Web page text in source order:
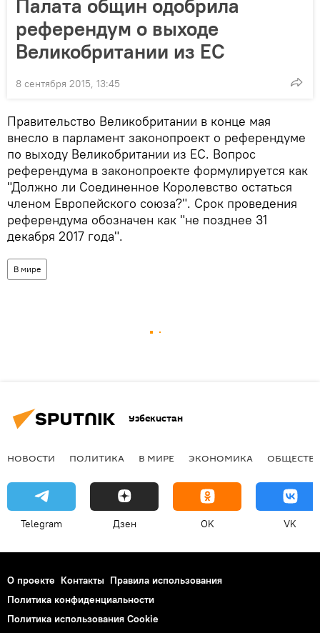
Палата общин одобрила
референдум о выходе
Великобритании из ЕС
8 сентября 2015, 13:45
Правительство Великобритании в конце мая
внесло в парламент законопроект о референдуме
по выходу Великобритании из ЕС. Вопрос
референдума в законопроекте формулируется как
"Должно ли Соединенное Королевство остаться
членом Европейского союза?". Срок проведения
референдума обозначен как "не позднее 31
декабря 2017 года".
В мире
Узбекистан
НОВОСТИ ПОЛИТИКА В МИРЕ ЭКОНОМИКА
Telegram Дзен OK VK
О проекте Контакты Правила использования
Политика конфиденциальности
Политика использования Cookie